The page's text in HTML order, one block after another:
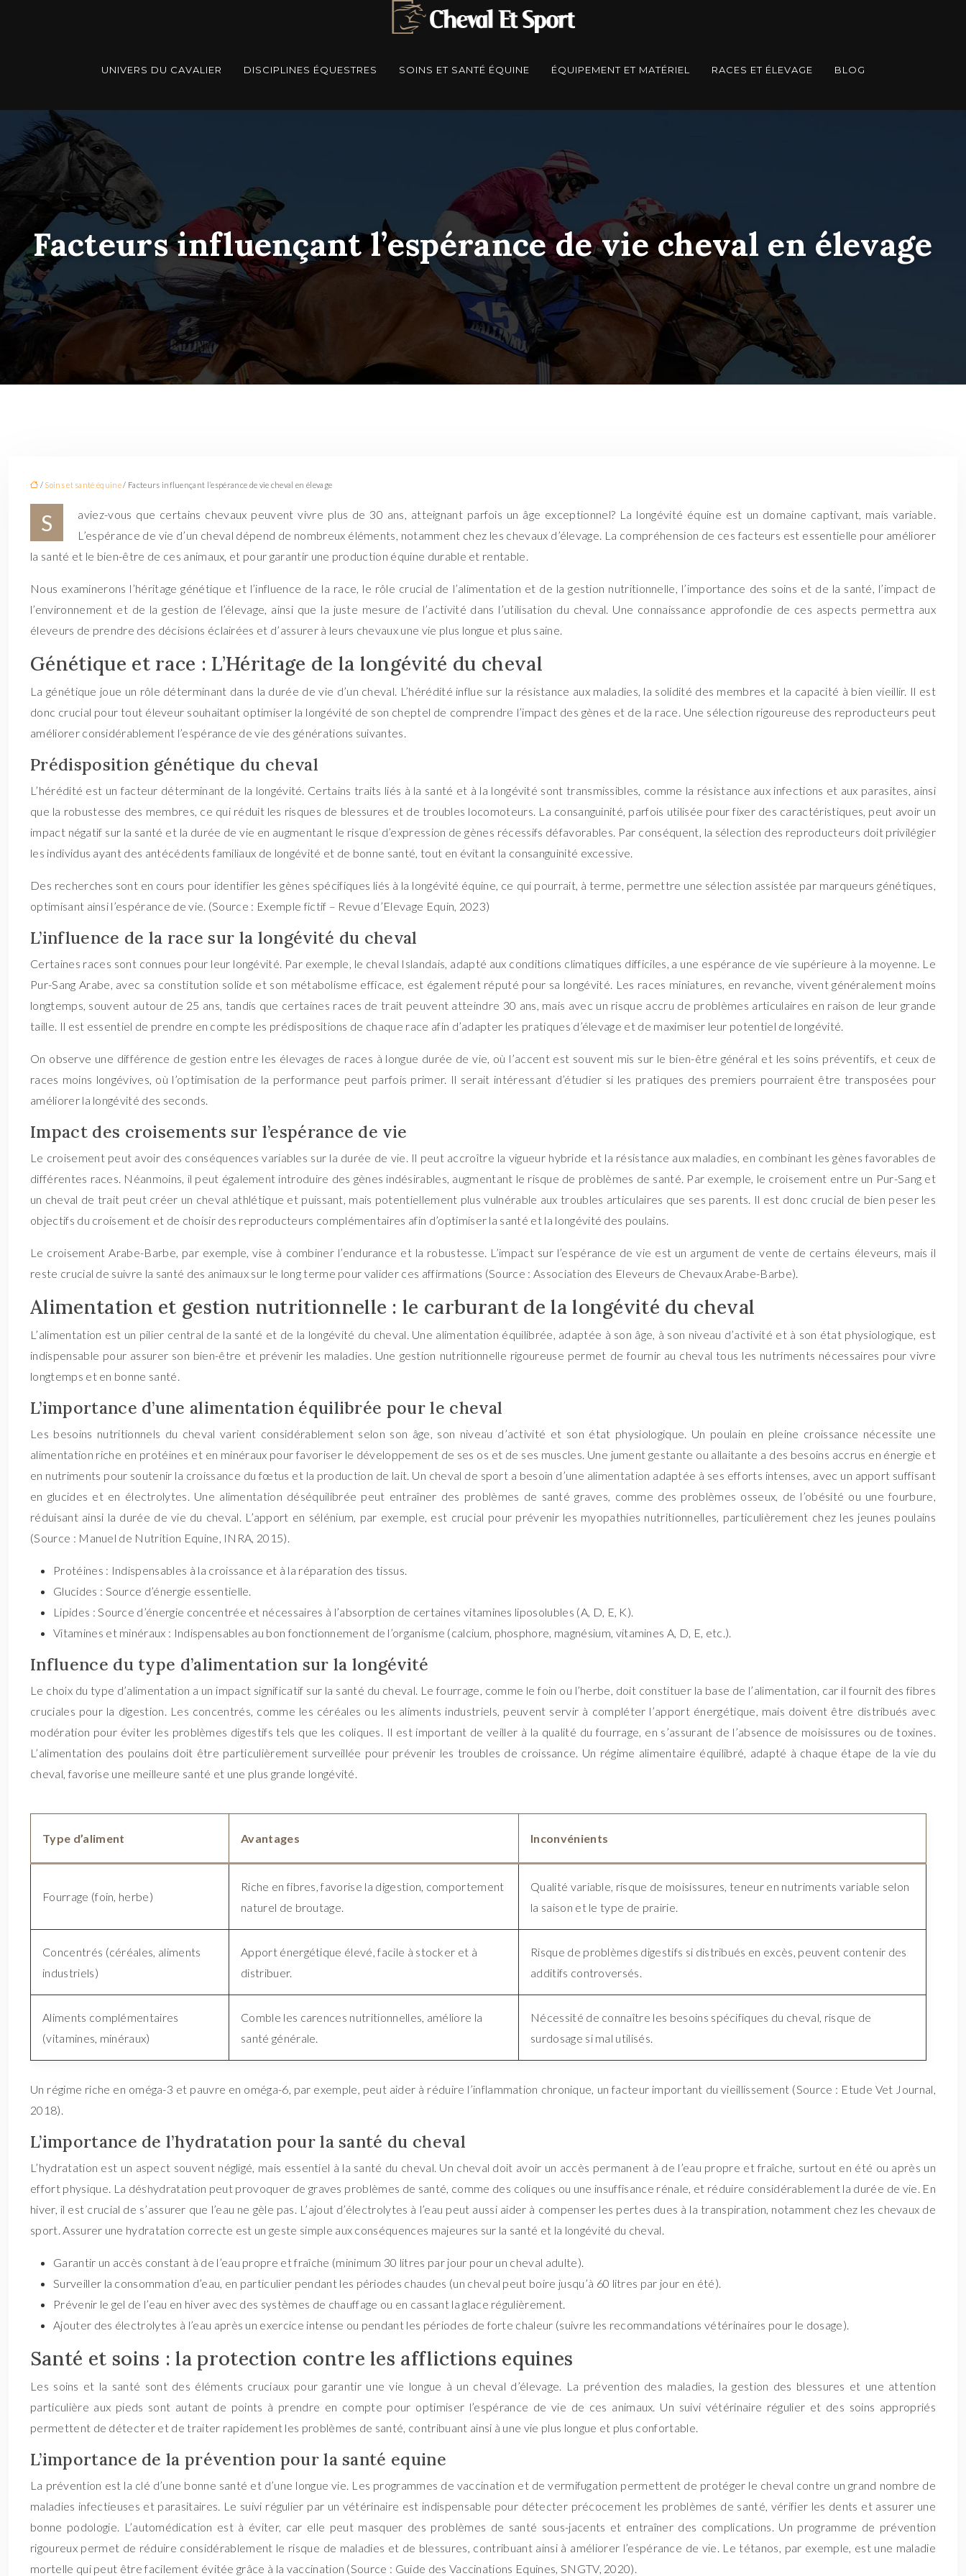
UNIVERS DU CAVALIER DISCIPLINES ÉQUESTRES SOINS ET SANTÉ ÉQUINE ÉQUIPEMENT ET MATÉRIEL RACES ET ÉLEVAGE BLOG
Facteurs influençant l’espérance de vie cheval en élevage
/ Soins et santé équine/ Facteurs influençant l’espérance de vie cheval en élevage
S
aviez-vous que certains chevaux peuvent vivre plus de 30 ans, atteignant parfois un âge exceptionnel? La longévité équine est un domaine captivant, mais variable.
L’espérance de vie d’un cheval dépend de nombreux éléments, notamment chez les chevaux d’élevage. La compréhension de ces facteurs est essentielle pour améliorer
la santé et le bien-être de ces animaux, et pour garantir une production équine durable et rentable.
Nous examinerons l’héritage génétique et l’influence de la race, le rôle crucial de l’alimentation et de la gestion nutritionnelle, l’importance des soins et de la santé, l’impact de
l’environnement et de la gestion de l’élevage, ainsi que la juste mesure de l’activité dans l’utilisation du cheval. Une connaissance approfondie de ces aspects permettra aux
éleveurs de prendre des décisions éclairées et d’assurer à leurs chevaux une vie plus longue et plus saine.
Génétique et race : L’Héritage de la longévité du cheval
La génétique joue un rôle déterminant dans la durée de vie d’un cheval. L’hérédité influe sur la résistance aux maladies, la solidité des membres et la capacité à bien vieillir. Il est
donc crucial pour tout éleveur souhaitant optimiser la longévité de son cheptel de comprendre l’impact des gènes et de la race. Une sélection rigoureuse des reproducteurs peut
améliorer considérablement l’espérance de vie des générations suivantes.
Prédisposition génétique du cheval
L’hérédité est un facteur déterminant de la longévité. Certains traits liés à la santé et à la longévité sont transmissibles, comme la résistance aux infections et aux parasites, ainsi
que la robustesse des membres, ce qui réduit les risques de blessures et de troubles locomoteurs. La consanguinité, parfois utilisée pour fixer des caractéristiques, peut avoir un
impact négatif sur la santé et la durée de vie en augmentant le risque d’expression de gènes récessifs défavorables. Par conséquent, la sélection des reproducteurs doit privilégier
les individus ayant des antécédents familiaux de longévité et de bonne santé, tout en évitant la consanguinité excessive.
Des recherches sont en cours pour identifier les gènes spécifiques liés à la longévité équine, ce qui pourrait, à terme, permettre une sélection assistée par marqueurs génétiques,
optimisant ainsi l’espérance de vie. (Source : Exemple fictif – Revue d’Elevage Equin, 2023)
L’influence de la race sur la longévité du cheval
Certaines races sont connues pour leur longévité. Par exemple, le cheval Islandais, adapté aux conditions climatiques difficiles, a une espérance de vie supérieure à la moyenne. Le
Pur-Sang Arabe, avec sa constitution solide et son métabolisme efficace, est également réputé pour sa longévité. Les races miniatures, en revanche, vivent généralement moins
longtemps, souvent autour de 25 ans, tandis que certaines races de trait peuvent atteindre 30 ans, mais avec un risque accru de problèmes articulaires en raison de leur grande
taille. Il est essentiel de prendre en compte les prédispositions de chaque race afin d’adapter les pratiques d’élevage et de maximiser leur potentiel de longévité.
On observe une différence de gestion entre les élevages de races à longue durée de vie, où l’accent est souvent mis sur le bien-être général et les soins préventifs, et ceux de
races moins longévives, où l’optimisation de la performance peut parfois primer. Il serait intéressant d’étudier si les pratiques des premiers pourraient être transposées pour
améliorer la longévité des seconds.
Impact des croisements sur l’espérance de vie
Le croisement peut avoir des conséquences variables sur la durée de vie. Il peut accroître la vigueur hybride et la résistance aux maladies, en combinant les gènes favorables de
différentes races. Néanmoins, il peut également introduire des gènes indésirables, augmentant le risque de problèmes de santé. Par exemple, le croisement entre un Pur-Sang et
un cheval de trait peut créer un cheval athlétique et puissant, mais potentiellement plus vulnérable aux troubles articulaires que ses parents. Il est donc crucial de bien peser les
objectifs du croisement et de choisir des reproducteurs complémentaires afin d’optimiser la santé et la longévité des poulains.
Le croisement Arabe-Barbe, par exemple, vise à combiner l’endurance et la robustesse. L’impact sur l’espérance de vie est un argument de vente de certains éleveurs, mais il
reste crucial de suivre la santé des animaux sur le long terme pour valider ces affirmations (Source : Association des Eleveurs de Chevaux Arabe-Barbe).
Alimentation et gestion nutritionnelle : le carburant de la longévité du cheval
L’alimentation est un pilier central de la santé et de la longévité du cheval. Une alimentation équilibrée, adaptée à son âge, à son niveau d’activité et à son état physiologique, est
indispensable pour assurer son bien-être et prévenir les maladies. Une gestion nutritionnelle rigoureuse permet de fournir au cheval tous les nutriments nécessaires pour vivre
longtemps et en bonne santé.
L’importance d’une alimentation équilibrée pour le cheval
Les besoins nutritionnels du cheval varient considérablement selon son âge, son niveau d’activité et son état physiologique. Un poulain en pleine croissance nécessite une
alimentation riche en protéines et en minéraux pour favoriser le développement de ses os et de ses muscles. Une jument gestante ou allaitante a des besoins accrus en énergie et
en nutriments pour soutenir la croissance du fœtus et la production de lait. Un cheval de sport a besoin d’une alimentation adaptée à ses efforts intenses, avec un apport suffisant
en glucides et en électrolytes. Une alimentation déséquilibrée peut entraîner des problèmes de santé graves, comme des problèmes osseux, de l’obésité ou une fourbure,
réduisant ainsi la durée de vie du cheval. L’apport en sélénium, par exemple, est crucial pour prévenir les myopathies nutritionnelles, particulièrement chez les jeunes poulains
(Source : Manuel de Nutrition Equine, INRA, 2015).
Protéines : Indispensables à la croissance et à la réparation des tissus.
Glucides : Source d’énergie essentielle.
Lipides : Source d’énergie concentrée et nécessaires à l’absorption de certaines vitamines liposolubles (A, D, E, K).
Vitamines et minéraux : Indispensables au bon fonctionnement de l’organisme (calcium, phosphore, magnésium, vitamines A, D, E, etc.).
Influence du type d’alimentation sur la longévité
Le choix du type d’alimentation a un impact significatif sur la santé du cheval. Le fourrage, comme le foin ou l’herbe, doit constituer la base de l’alimentation, car il fournit des fibres
cruciales pour la digestion. Les concentrés, comme les céréales ou les aliments industriels, peuvent servir à compléter l’apport énergétique, mais doivent être distribués avec
modération pour éviter les problèmes digestifs tels que les coliques. Il est important de veiller à la qualité du fourrage, en s’assurant de l’absence de moisissures ou de toxines.
L’alimentation des poulains doit être particulièrement surveillée pour prévenir les troubles de croissance. Un régime alimentaire équilibré, adapté à chaque étape de la vie du
cheval, favorise une meilleure santé et une plus grande longévité.
Type d’aliment Avantages Inconvénients
Fourrage (foin, herbe)
Riche en fibres, favorise la digestion, comportement
naturel de broutage.
Qualité variable, risque de moisissures, teneur en nutriments variable selon
la saison et le type de prairie.
Concentrés (céréales, aliments
industriels)
Apport énergétique élevé, facile à stocker et à
distribuer.
Risque de problèmes digestifs si distribués en excès, peuvent contenir des
additifs controversés.
Aliments complémentaires
(vitamines, minéraux)
Comble les carences nutritionnelles, améliore la
santé générale.
Nécessité de connaître les besoins spécifiques du cheval, risque de
surdosage si mal utilisés.
Un régime riche en oméga-3 et pauvre en oméga-6, par exemple, peut aider à réduire l’inflammation chronique, un facteur important du vieillissement (Source : Etude Vet Journal,
2018).
L’importance de l’hydratation pour la santé du cheval
L’hydratation est un aspect souvent négligé, mais essentiel à la santé du cheval. Un cheval doit avoir un accès permanent à de l’eau propre et fraîche, surtout en été ou après un
effort physique. La déshydratation peut provoquer de graves problèmes de santé, comme des coliques ou une insuffisance rénale, et réduire considérablement la durée de vie. En
hiver, il est crucial de s’assurer que l’eau ne gèle pas. L’ajout d’électrolytes à l’eau peut aussi aider à compenser les pertes dues à la transpiration, notamment chez les chevaux de
sport. Assurer une hydratation correcte est un geste simple aux conséquences majeures sur la santé et la longévité du cheval.
Garantir un accès constant à de l’eau propre et fraîche (minimum 30 litres par jour pour un cheval adulte).
Surveiller la consommation d’eau, en particulier pendant les périodes chaudes (un cheval peut boire jusqu’à 60 litres par jour en été).
Prévenir le gel de l’eau en hiver avec des systèmes de chauffage ou en cassant la glace régulièrement.
Ajouter des électrolytes à l’eau après un exercice intense ou pendant les périodes de forte chaleur (suivre les recommandations vétérinaires pour le dosage).
Santé et soins : la protection contre les afflictions equines
Les soins et la santé sont des éléments cruciaux pour garantir une vie longue à un cheval d’élevage. La prévention des maladies, la gestion des blessures et une attention
particulière aux pieds sont autant de points à prendre en compte pour optimiser l’espérance de vie de ces animaux. Un suivi vétérinaire régulier et des soins appropriés
permettent de détecter et de traiter rapidement les problèmes de santé, contribuant ainsi à une vie plus longue et plus confortable.
L’importance de la prévention pour la santé equine
La prévention est la clé d’une bonne santé et d’une longue vie. Les programmes de vaccination et de vermifugation permettent de protéger le cheval contre un grand nombre de
maladies infectieuses et parasitaires. Le suivi régulier par un vétérinaire est indispensable pour détecter précocement les problèmes de santé, vérifier les dents et assurer une
bonne podologie. L’automédication est à éviter, car elle peut masquer des problèmes de santé sous-jacents et entraîner des complications. Un programme de prévention
rigoureux permet de réduire considérablement le risque de maladies et de blessures, contribuant ainsi à améliorer l’espérance de vie. Le tétanos, par exemple, est une maladie
mortelle qui peut être facilement évitée grâce à la vaccination (Source : Guide des Vaccinations Equines, SNGTV, 2020).